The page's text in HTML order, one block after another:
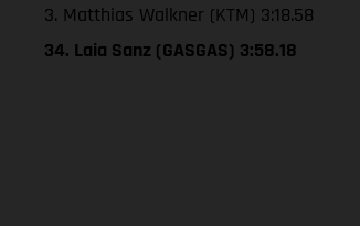
3. Matthias Walkner (KTM) 3:18.58
34. Laia Sanz (GASGAS) 3:58.18